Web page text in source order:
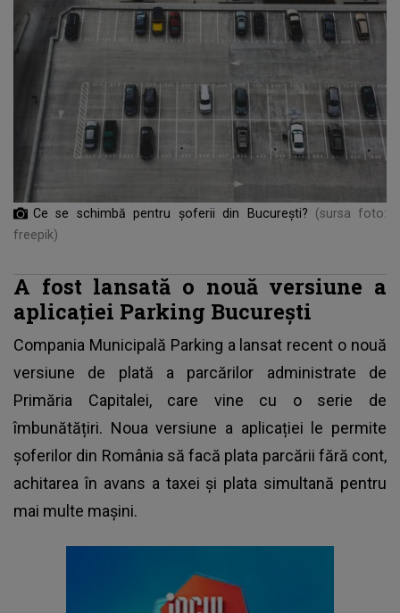
Ce se schimbă pentru șoferii din București?
(sursa foto:
freepik)
A fost lansată o nouă versiune a
aplicației Parking București
Compania Municipală Parking a lansat recent o nouă
versiune de plată a parcărilor administrate de
Primăria Capitalei, care vine cu o serie de
îmbunătățiri. Noua versiune a aplicației le permite
șoferilor din România să facă plata parcării fără cont,
achitarea în avans a taxei şi plata simultană pentru
mai multe maşini.